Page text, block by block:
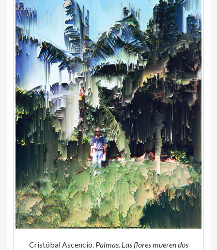
Cristóbal Ascencio. Palmas. Las flores mueren dos